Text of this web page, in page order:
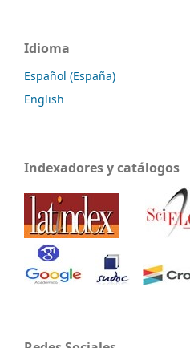
Idioma
Español (España)
English
Indexadores y catálogos